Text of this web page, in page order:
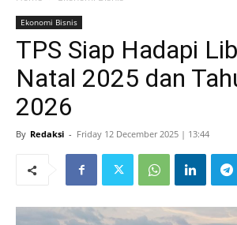
Ekonomi Bisnis
TPS Siap Hadapi
Natal 2025 dan
2026
By Redaksi - Friday 12 December 2025 | 13:44